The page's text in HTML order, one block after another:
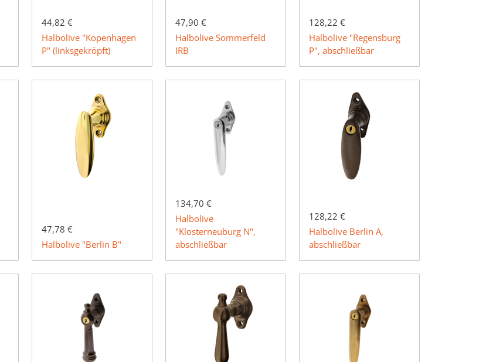
44,82 €
Halbolive "Kopenhagen
P" (linksgekröpft)
47,90 €
Halbolive Sommerfeld
IRB
128,22 €
Halbolive "Regensburg
P", abschließbar
47,78 €
Halbolive "Berlin B"
134,70 €
Halbolive
"Klosterneuburg N",
abschließbar
128,22 €
Halbolive Berlin A,
abschließbar